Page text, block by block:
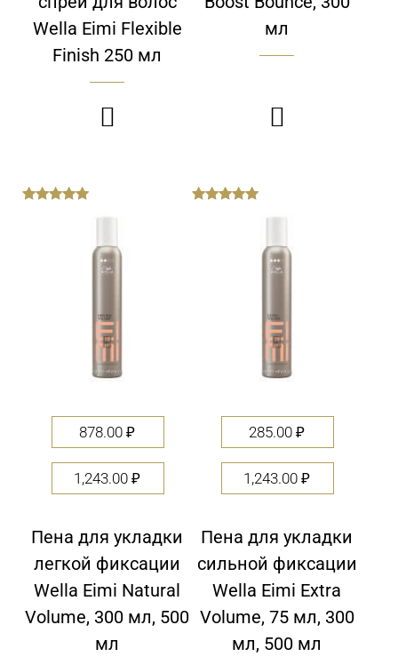
Wella Eimi Flexible
Finish 250 мл

мл

878.00₽
1,243.00₽
Пена для укладки
легкой фиксации
Wella Eimi Natural
Volume, 300 мл, 500
мл
285.00₽
1,243.00₽
Пена для укладки
сильной фиксации
Wella Eimi Extra
Volume, 75 мл, 300
мл, 500 мл